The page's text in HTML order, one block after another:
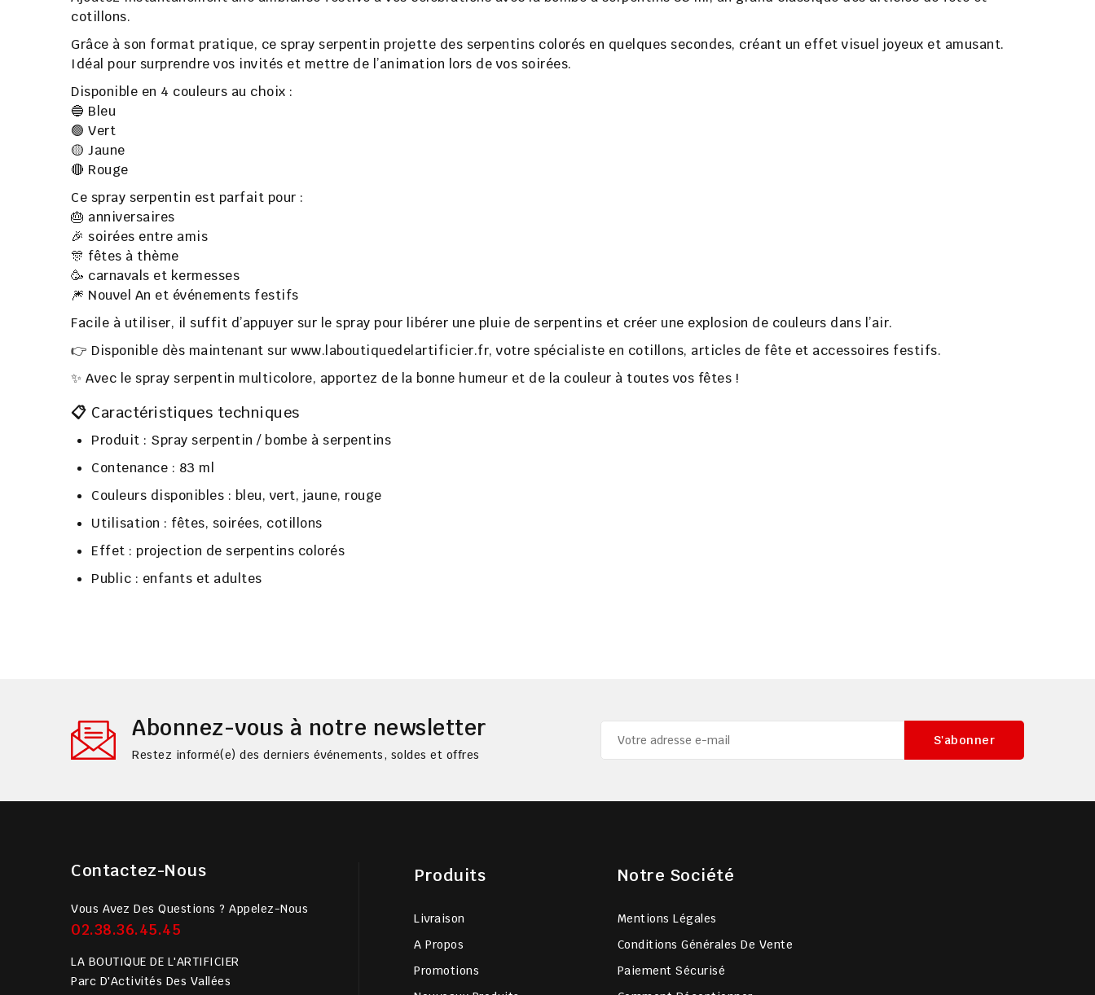
cotillons.
Grâce à son format pratique, ce spray serpentin projette des serpentins colorés en quelques secondes, créant un effet visuel joyeux et amusant.
Idéal pour surprendre vos invités et mettre de l’animation lors de vos soirées.
Disponible en 4 couleurs au choix :
🔵 Bleu
🟢 Vert
🟡 Jaune
🔴 Rouge
Ce spray serpentin est parfait pour :
🎂 anniversaires
🎉 soirées entre amis
🎊 fêtes à thème
🥳 carnavals et kermesses
🎆 Nouvel An et événements festifs
Facile à utiliser, il suffit d’appuyer sur le spray pour libérer une pluie de serpentins et créer une explosion de couleurs dans l’air.
👉 Disponible dès maintenant sur www.laboutiquedelartificier.fr, votre spécialiste en cotillons, articles de fête et accessoires festifs.
✨ Avec le spray serpentin multicolore, apportez de la bonne humeur et de la couleur à toutes vos fêtes !
📋 Caractéristiques techniques
Produit : Spray serpentin / bombe à serpentins
Contenance : 83 ml
Couleurs disponibles : bleu, vert, jaune, rouge
Utilisation : fêtes, soirées, cotillons
Effet : projection de serpentins colorés
Public : enfants et adultes
Abonnez-vous à notre newsletter
Restez informé(e) des derniers événements, soldes et offres
Contactez-Nous
Vous Avez Des Questions ? Appelez-Nous
02.38.36.45.45
LA BOUTIQUE DE L'ARTIFICIER
Parc D'Activités Des Vallées
Produits
Livraison
A Propos
Promotions
Notre Société
Mentions Légales
Conditions Générales De Vente
Paiement Sécurisé